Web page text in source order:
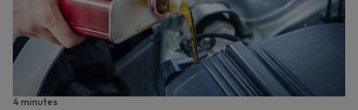
4 minutes